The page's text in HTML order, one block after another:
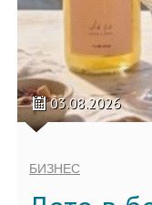
03.08.2026
БИЗНЕС